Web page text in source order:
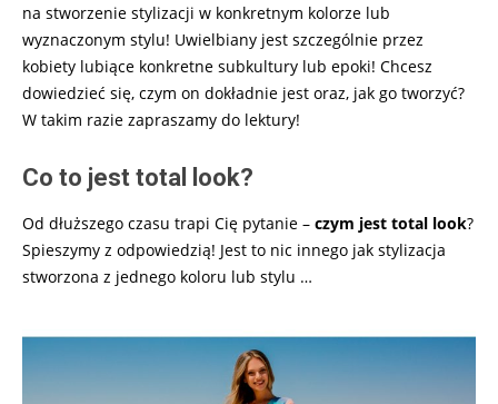
na stworzenie stylizacji w konkretnym kolorze lub
wyznaczonym stylu! Uwielbiany jest szczególnie przez
kobiety lubiące konkretne subkultury lub epoki! Chcesz
dowiedzieć się, czym on dokładnie jest oraz, jak go tworzyć?
W takim razie zapraszamy do lektury!
Co to jest total look?
Od dłuższego czasu trapi Cię pytanie – czym jest total look?
Spieszymy z odpowiedzią! Jest to nic innego jak stylizacja
stworzona z jednego koloru lub stylu …